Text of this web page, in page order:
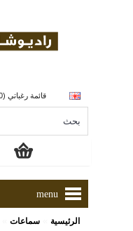
قائمة رغباتي (0)
menu
الرئيسية سماعات